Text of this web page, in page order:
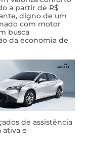
a partir de R$
digno de um
com motor
busca
da economia de
de assistência
ativa e